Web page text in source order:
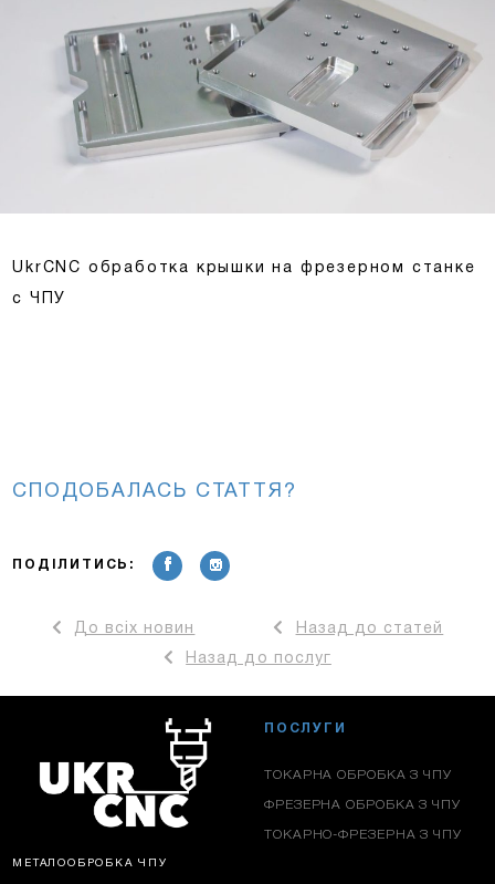
UkrCNC обработка крышки на фрезерном станке
с ЧПУ
СПОДОБАЛАСЬ СТАТТЯ?
ПОДІЛИТИСЬ:
До всіх новин Назад до статей
Назад до послуг
МЕТАЛООБРОБКА ЧПУ
ПОСЛУГИ
ТОКАРНА ОБРОБКА З ЧПУ
ФРЕЗЕРНА ОБРОБКА З ЧПУ
ТОКАРНО-ФРЕЗЕРНА З ЧПУ